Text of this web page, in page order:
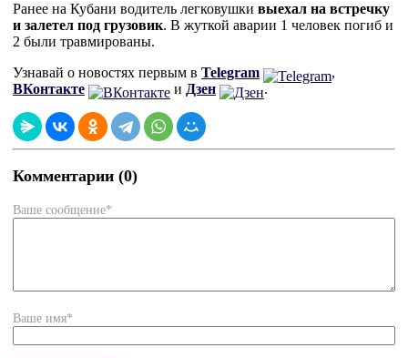
Ранее на Кубани водитель легковушки выехал на встречку
и залетел под грузовик. В жуткой аварии 1 человек погиб и
2 были травмированы.
Узнавай о новостях первым в Telegram
,
ВКонтакте
и Дзен .
Комментарии (0)
Ваше сообщение*
Ваше имя*